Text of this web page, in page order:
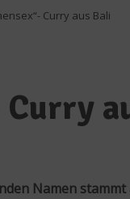
Curry aus Bali
Curry
Namen